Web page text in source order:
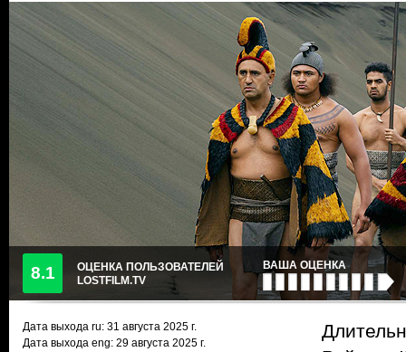
8.1
ОЦЕНКА ПОЛЬЗОВАТЕЛЕЙ
LOSTFILM.TV
ВАША ОЦЕНКА
Дата выхода ru: 31 августа 2025 г.
Дата выхода eng: 29 августа 2025 г.